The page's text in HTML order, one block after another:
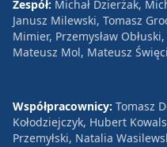
Zespół: Michał Dzierżak,
Janusz Milewski, Tomasz
Mimier, Przemysław
Mateusz Mol, Mateusz
Współpracownicy: Tomasz
Kołodziejczyk, Hubert
Przemyłski, Natalia